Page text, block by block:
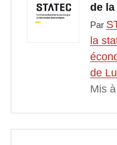
de
Par
la
de
Mis